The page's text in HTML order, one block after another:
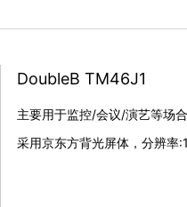
DoubleB TM46J1
主要用于监控/会议/演艺等场
采用京东方背光屏体，分辨